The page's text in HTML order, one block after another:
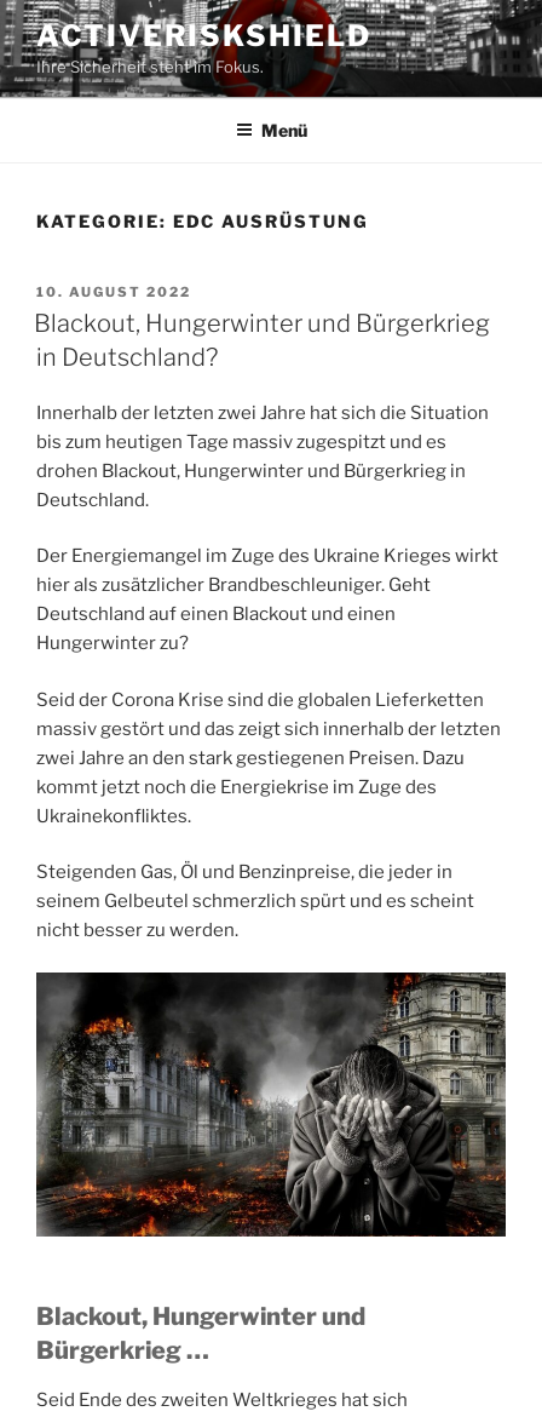
Zum
Inhalt
springen
ACTIVERISKSHIELD
Ihre Sicherheit steht im Fokus.
Menü
KATEGORIE: EDC AUSRÜSTUNG
VERÖFFENTLICHT
AM
10. AUGUST 2022
Blackout, Hungerwinter und Bürgerkrieg
in Deutschland?
Innerhalb der letzten zwei Jahre hat sich die Situation
bis zum heutigen Tage massiv zugespitzt und es
drohen Blackout, Hungerwinter und Bürgerkrieg in
Deutschland.
Der Energiemangel im Zuge des Ukraine Krieges wirkt
hier als zusätzlicher Brandbeschleuniger. Geht
Deutschland auf einen Blackout und einen
Hungerwinter zu?
Seid der Corona Krise sind die globalen Lieferketten
massiv gestört und das zeigt sich innerhalb der letzten
zwei Jahre an den stark gestiegenen Preisen. Dazu
kommt jetzt noch die Energiekrise im Zuge des
Ukrainekonfliktes.
Steigenden Gas, Öl und Benzinpreise, die jeder in
seinem Gelbeutel schmerzlich spürt und es scheint
nicht besser zu werden.
Blackout, Hungerwinter und
Bürgerkrieg …
Seid Ende des zweiten Weltkrieges hat sich